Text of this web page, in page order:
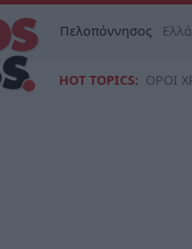
Πελοπόννησος
HOT TOPICS: ΟΡΟΙ